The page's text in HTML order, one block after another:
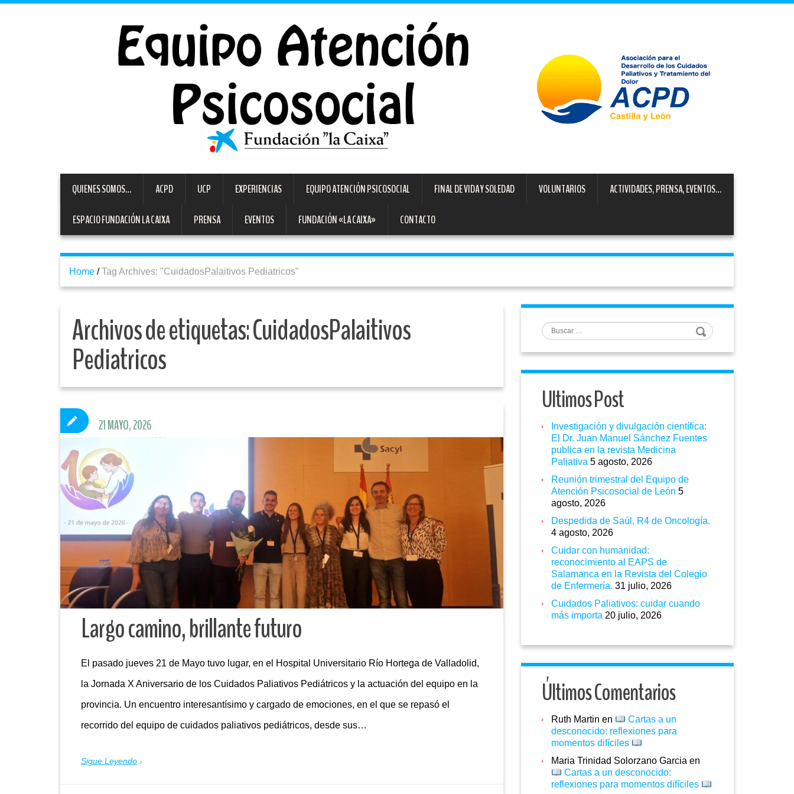
QUIENES SOMOS… ACPD UCP EXPERIENCIAS EQUIPO ATENCIÓN PSICOSOCIAL FINAL DE VIDA Y SOLEDAD VOLUNTARIOS ACTIVIDADES, PRENSA, EVENTOS…
ESPACIO FUNDACIÓN LA CAIXA PRENSA EVENTOS FUNDACIÓN «LA CAIXA» CONTACTO
Home / Tag Archives: "CuidadosPalaitivos Pediatricos"
Archivos de etiquetas:CuidadosPalaitivos
Pediatricos
Largo camino, brillante futuro
El pasado jueves 21 de Mayo tuvo lugar, en el Hospital Universitario Río Hortega de Valladolid,
la Jornada X Aniversario de los Cuidados Paliativos Pediátricos y la actuación del equipo en la
provincia. Un encuentro interesantísimo y cargado de emociones, en el que se repasó el
recorrido del equipo de cuidados paliativos pediátricos, desde sus…
Sigue Leyendo
21 MAYO, 2026
Buscar
Ultimos Post
Investigación y divulgación científica:
El Dr. Juan Manuel Sánchez Fuentes
publica en la revista Medicina
Paliativa 5 agosto, 2026
Reunión trimestral del Equipo de
Atención Psicosocial de León 5
agosto, 2026
Despedida de Saúl, R4 de Oncología.
4 agosto, 2026
Cuidar con humanidad:
reconocimiento al EAPS de
Salamanca en la Revista del Colegio
de Enfermería. 31 julio, 2026
Cuidados Paliativos: cuidar cuando
más importa 20 julio, 2026
Últimos Comentarios
Ruth Martin en
Cartas a un
desconocido: reflexiones para
momentos difíciles
Maria Trinidad Solorzano Garcia en
Cartas a un desconocido:
reflexiones para momentos difíciles